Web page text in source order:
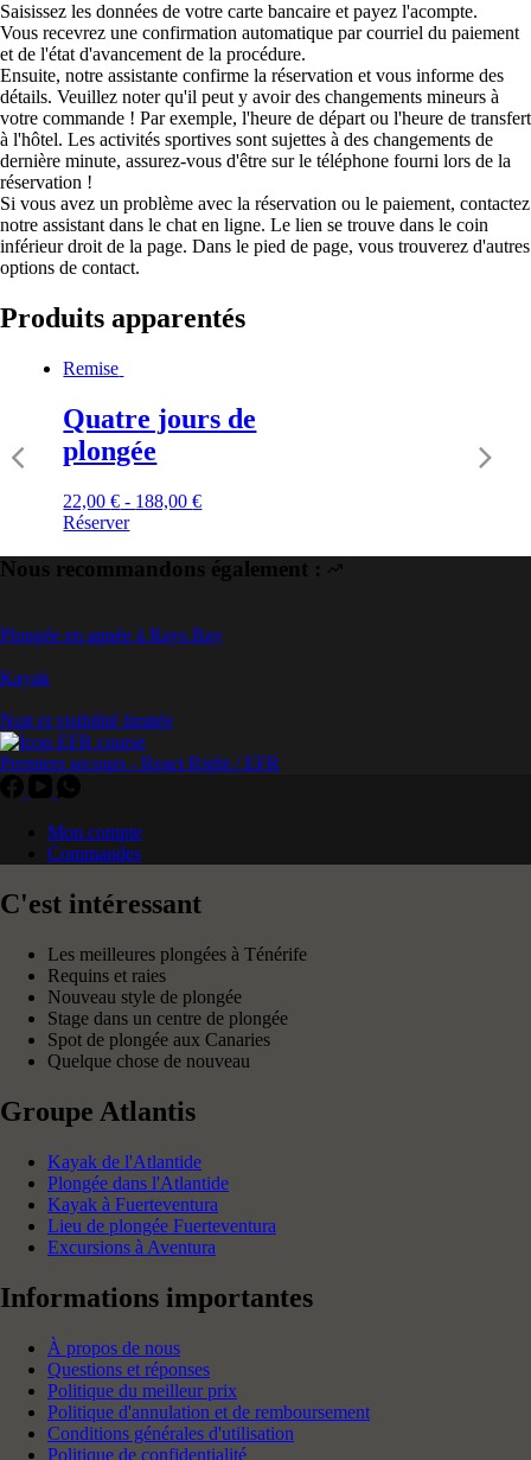
Saisissez les données de votre carte bancaire et payez l'acompte.
Vous recevrez une confirmation automatique par courriel du paiement
et de l'état d'avancement de la procédure.
Ensuite, notre assistante confirme la réservation et vous informe des
détails. Veuillez noter qu'il peut y avoir des changements mineurs à
votre commande ! Par exemple, l'heure de départ ou l'heure de transfert
à l'hôtel. Les activités sportives sont sujettes à des changements de
dernière minute, assurez-vous d'être sur le téléphone fourni lors de la
réservation !
Si vous avez un problème avec la réservation ou le paiement, contactez
notre assistant dans le chat en ligne. Le lien se trouve dans le coin
inférieur droit de la page. Dans le pied de page, vous trouverez d'autres
options de contact.
Produits apparentés
Remise
Quatre jours de
plongée
22,00€ - 188,00€
Réserver
Nous recommandons également :
Plongée en apnée à Rays Bay
Kayak
Nuit et visibilité limitée
Premiers secours - React Right / EFR
Mon compte
Commandes
C'est intéressant
Les meilleures plongées à Ténérife
Requins et raies
Nouveau style de plongée
Stage dans un centre de plongée
Spot de plongée aux Canaries
Quelque chose de nouveau
Groupe Atlantis
Kayak de l'Atlantide
Plongée dans l'Atlantide
Kayak à Fuerteventura
Lieu de plongée Fuerteventura
Excursions à Aventura
Informations importantes
À propos de nous
Questions et réponses
Politique du meilleur prix
Politique d'annulation et de remboursement
Conditions générales d'utilisation
Politique de confidentialité